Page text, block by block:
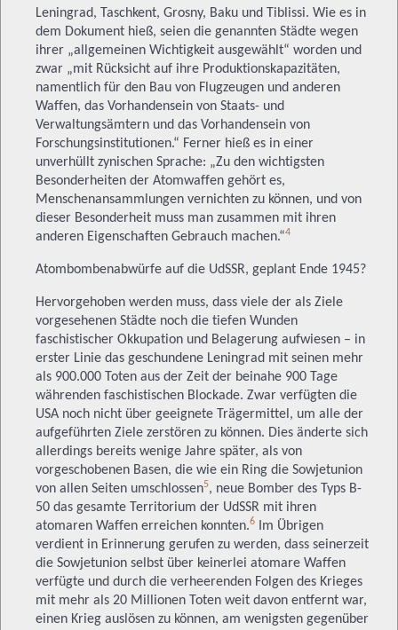
Leningrad, Taschkent, Grosny, Baku und Tiblissi. Wie es in
dem Dokument hieß, seien die genannten Städte wegen
ihrer „allgemeinen Wichtigkeit ausgewählt“ worden und
zwar „mit Rücksicht auf ihre Produktionskapazitäten,
namentlich für den Bau von Flugzeugen und anderen
Waffen, das Vorhandensein von Staats- und
Verwaltungsämtern und das Vorhandensein von
Forschungsinstitutionen.“ Ferner hieß es in einer
unverhüllt zynischen Sprache: „Zu den wichtigsten
Besonderheiten der Atomwaffen gehört es,
Menschenansammlungen vernichten zu können, und von
dieser Besonderheit muss man zusammen mit ihren
anderen Eigenschaften Gebrauch machen.“4
Atombombenabwürfe auf die UdSSR, geplant Ende 1945?
Hervorgehoben werden muss, dass viele der als Ziele
vorgesehenen Städte noch die tiefen Wunden
faschistischer Okkupation und Belagerung aufwiesen – in
erster Linie das geschundene Leningrad mit seinen mehr
als 900.000 Toten aus der Zeit der beinahe 900 Tage
währenden faschistischen Blockade. Zwar verfügten die
USA noch nicht über geeignete Trägermittel, um alle der
aufgeführten Ziele zerstören zu können. Dies änderte sich
allerdings bereits wenige Jahre später, als von
vorgeschobenen Basen, die wie ein Ring die Sowjetunion
von allen Seiten umschlossen5, neue Bomber des Typs B-
50 das gesamte Territorium der UdSSR mit ihren
atomaren Waffen erreichen konnten.6 Im Übrigen
verdient in Erinnerung gerufen zu werden, dass seinerzeit
die Sowjetunion selbst über keinerlei atomare Waffen
verfügte und durch die verheerenden Folgen des Krieges
mit mehr als 20 Millionen Toten weit davon entfernt war,
einen Krieg auslösen zu können, am wenigsten gegenüber